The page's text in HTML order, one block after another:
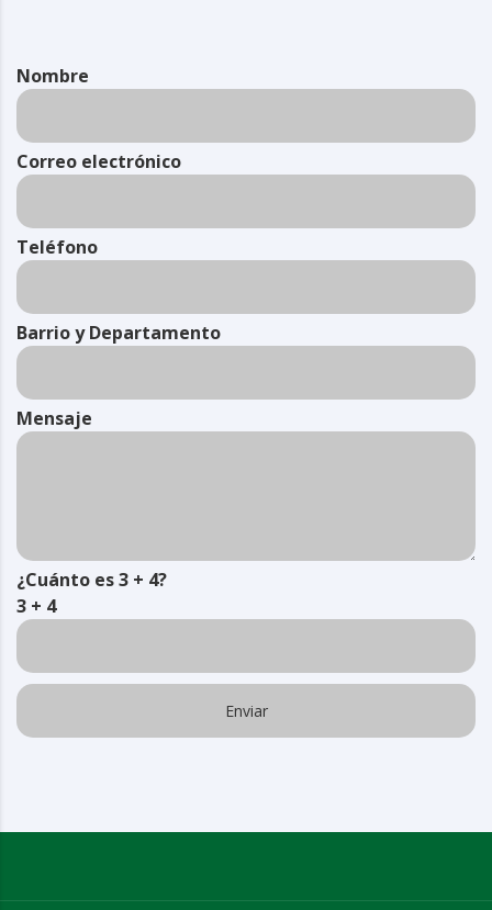
Nombre
Correo electrónico
Teléfono
Barrio y Departamento
Mensaje
¿Cuánto es 3 + 4?
3 + 4